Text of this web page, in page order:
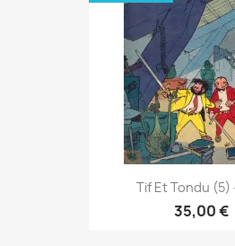
Tif Et Tondu (5)
35,00 €